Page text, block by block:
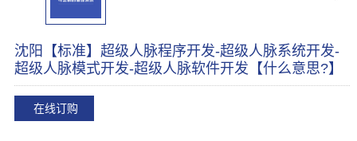
沈阳【标准】超级人脉程序开发-超级人脉系统开发-
超级人脉模式开发-超级人脉软件开发【什么意思?】
在线订购